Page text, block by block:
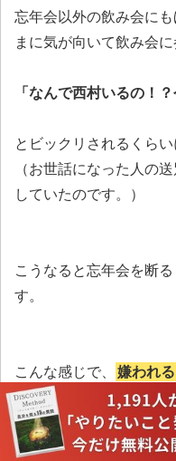
忘年会以外の飲み会に
まに気が向いて飲み会に
「なんで西村いるの！
とビックリされるくらい
（お世話になった人の
していたのです。）
こうなると忘年会を断
す。
こんな感じで、
嫌われ
を言えば、忘年会を断る